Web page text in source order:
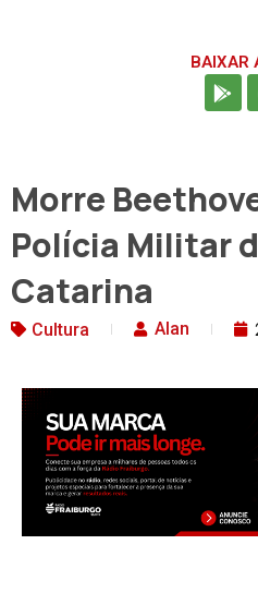
BAIXAR
Morre
Polícia Militar
Catarina
Cultura Alan